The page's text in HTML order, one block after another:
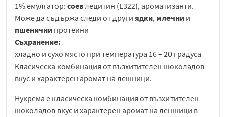
1% емулгатор: соевлецитин (E322), ароматизанти.
Може да съдържа следи от други ядки, млечни и
пшенични протеини
Съхранение:
хладно и сухо място при температура 16 – 20 градуса
Класическа комбинация от възхитителен шоколадов
вкус и характерен аромат на лешници.
Нукрема е класическа комбинация от възхитителен
шоколадов вкус и характерен аромат на лешници в